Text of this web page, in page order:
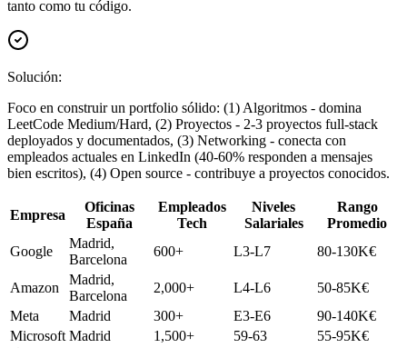
tanto como tu código.
Solución:
Foco en construir un portfolio sólido: (1) Algoritmos - domina
LeetCode Medium/Hard, (2) Proyectos - 2-3 proyectos full-stack
deployados y documentados, (3) Networking - conecta con
empleados actuales en LinkedIn (40-60% responden a mensajes
bien escritos), (4) Open source - contribuye a proyectos conocidos.
Empresa
Oficinas
España
Empleados
Tech
Niveles
Salariales
Rango
Promedio
Google
Madrid,
Barcelona
600+ L3-L7 80-130K€
Amazon
Madrid,
Barcelona
2,000+ L4-L6
50-85K€
Meta
Madrid 300+ E3-E6
90-140K€
Microsoft Madrid 1,500+ 59-63 55-95K€